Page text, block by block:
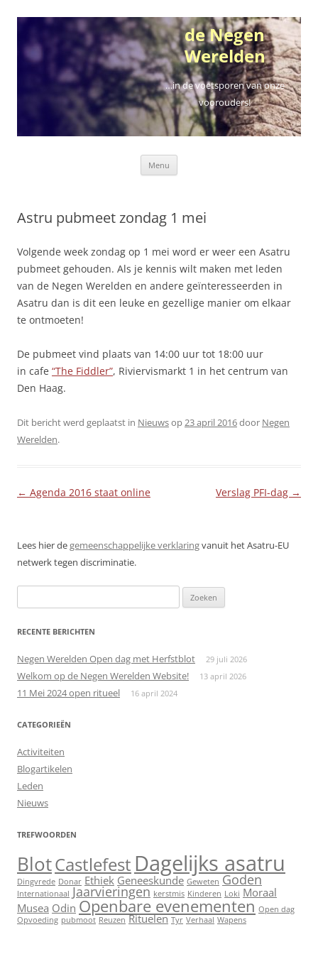
naar
de
de Negen
Werelden
…in de voetsporen van onze
voorouders!
Menu
Astru pubmeet zondag 1 mei
Volgende week zondag op 1 mei word er weer een Asatru
pubmeet gehouden. Als je kennis wilt maken met leden
van de Negen Werelden en andere geïnteresseerden in
Asatru dan is dit een leuke en gezellige manier om elkaar
te ontmoeten!
De pubmeet vind plaats van 14:00 uur tot 18:00 uur
in cafe “The Fiddler”, Riviervismarkt 1 in het centrum van
Den Haag.
Dit bericht werd geplaatst in Nieuwsop23 april 2016door Negen
Werelden.
Berichtnavigatie
← Agenda 2016 staat online Verslag PFI-dag →
Lees hier degemeenschappelijke verklaringvanuit het Asatru-EU
netwerk tegen discriminatie.
naar:
RECENTE BERICHTEN
Negen Werelden Open dag met Herfstblot 29 juli 2026
Welkom op de Negen Werelden Website! 13 april 2026
11 Mei 2024 open ritueel 16 april 2024
CATEGORIEËN
Activiteiten
Blogartikelen
Leden
Nieuws
TREFWOORDEN
BlotCastlefest Dagelijks asatru
Dingvrede Donar Ethiek Geneeskunde Geweten Goden
Internationaal Jaarvieringen kerstmis Kinderen Loki Moraal
Musea Odin Openbare evenementen Open dag
Opvoeding pubmoot Reuzen Rituelen Tyr Verhaal Wapens